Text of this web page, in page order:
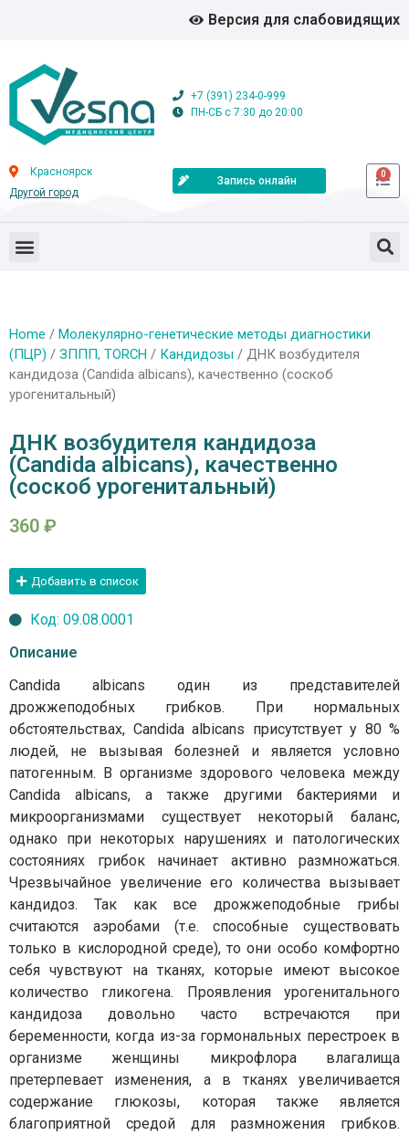
Версия для слабовидящих
+7 (391) 234-0-999
ПН-СБ с 7:30 до 20:00
Красноярск
Другой город
Запись онлайн
0
Home / Молекулярно-генетические методы диагностики
(ПЦР) / ЗППП, TORCH / Кандидозы / ДНК возбудителя
кандидоза (Candida albicans), качественно (соскоб
урогенитальный)
ДНК возбудителя кандидоза
(Candida albicans), качественно
(соскоб урогенитальный)
360 ₽
Добавить в список
Код: 09.08.0001
Описание
Candida albicans один из представителей
дрожжеподобных грибков. При нормальных
обстоятельствах, Candida albicans присутствует у 80 %
людей, не вызывая болезней и является условно
патогенным. В организме здорового человека между
Candida albicans, а также другими бактериями и
микроорганизмами существует некоторый баланс,
однако при некоторых нарушениях и патологических
состояниях грибок начинает активно размножаться.
Чрезвычайное увеличение его количества вызывает
кандидоз. Так как все дрожжеподобные грибы
считаются аэробами (т.е. способные существовать
только в кислородной среде), то они особо комфортно
себя чувствуют на тканях, которые имеют высокое
количество гликогена. Проявления урогенитального
кандидоза довольно часто встречаются при
беременности, когда из-за гормональных перестроек в
организме женщины микрофлора влагалища
претерпевает изменения, а в тканях увеличивается
содержание глюкозы, которая также является
благоприятной средой для размножения грибков.